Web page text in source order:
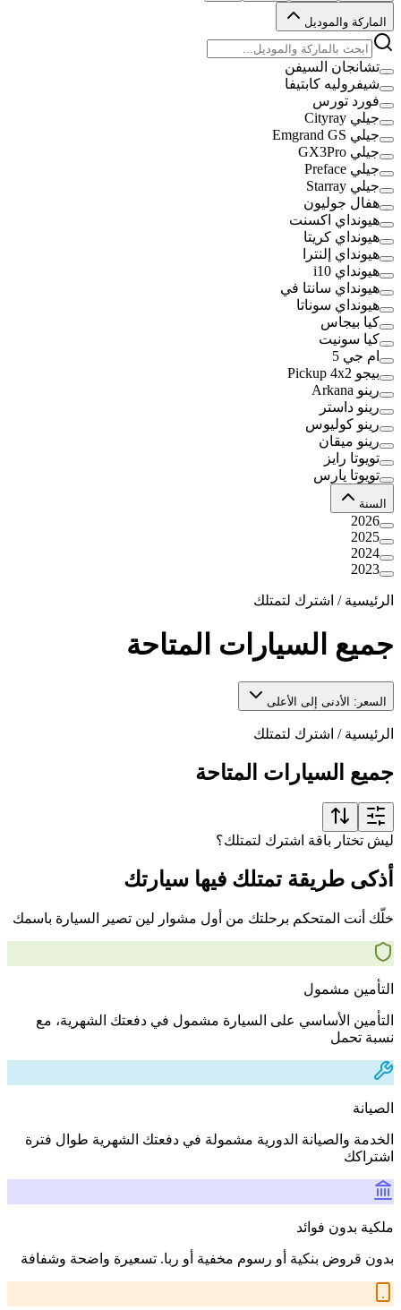
الماركة والموديل
تشانجان السيفن
شيفروليه كابتيفا
فورد تورس
جيلي Cityray
جيلي Emgrand GS
جيلي GX3Pro
جيلي Preface
جيلي Starray
هفال جوليون
هيونداي اكسنت
هيونداي كريتا
هيونداي إلنترا
هيونداي i10
هيونداي سانتا في
هيونداي سوناتا
كيا بيجاس
كيا سونيت
ام جي 5
بيجو Pickup 4x2
رينو Arkana
رينو داستر
رينو كوليوس
رينو ميقان
تويوتا رايز
تويوتا يارس
السنة
2026
2025
2024
2023
الرئيسية / اشترك لتمتلك
جميع السيارات المتاحة
السعر: الأدنى إلى الأعلى
الرئيسية / اشترك لتمتلك
جميع السيارات المتاحة
ليش تختار باقة اشترك لتمتلك؟
أذكى طريقة تمتلك فيها سيارتك
خلّك أنت المتحكم برحلتك من أول مشوار لين تصير السيارة باسمك
التأمين مشمول
التأمين الأساسي على السيارة مشمول في دفعتك الشهرية، مع
نسبة تحمل
الصيانة
الخدمة والصيانة الدورية مشمولة في دفعتك الشهرية طوال فترة
اشتراكك
ملكية بدون فوائد
بدون قروض بنكية أو رسوم مخفية أو ربا. تسعيرة واضحة وشفافة